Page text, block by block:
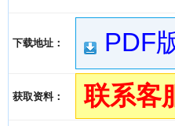
下载地址： PDF
获取资料： 联系客